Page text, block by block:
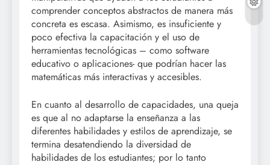
comprender conceptos abstractos de manera más
concreta es escasa. Asimismo, es insuficiente y
poco efectiva la capacitación y el uso de
herramientas tecnológicas – como software
educativo o aplicaciones- que podrían hacer las
matemáticas más interactivas y accesibles.
En cuanto al desarrollo de capacidades, una queja
es que al no adaptarse la enseñanza a las
diferentes habilidades y estilos de aprendizaje, se
termina desatendiendo la diversidad de
habilidades de los estudiantes; por lo tanto